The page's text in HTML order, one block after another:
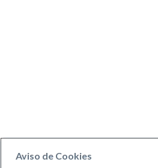
Aviso de Cookies